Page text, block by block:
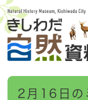
ペ
ー
ジ
メ
本
2月16日の